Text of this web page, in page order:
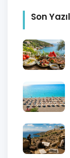
Son